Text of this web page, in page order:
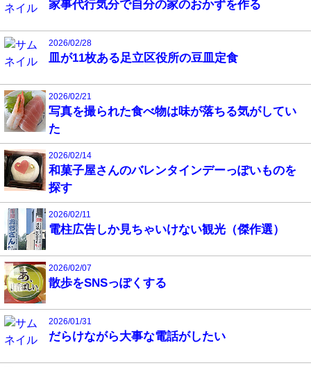
家事代行気分で自分の家のおかずを作る
2026/02/28
皿が11枚ある足立区役所の豆皿定食
2026/02/21
写真を撮られた食べ物は味が落ちる気がしてい
た
2026/02/14
和菓子屋さんのバレンタインデーっぽいものを
探す
2026/02/11
電柱広告しか見ちゃいけない観光（傑作選）
2026/02/07
散歩をSNSっぽくする
2026/01/31
だらけながら大事な電話がしたい